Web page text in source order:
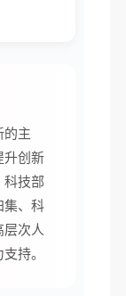
的主
升创新
科技部
集、科
次人
持。